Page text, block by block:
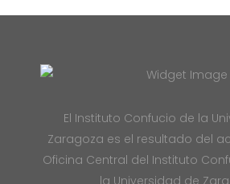
El Instituto Confucio de la
Zaragoza es el resultado del
Oficina Central del Instituto
la Universidad de